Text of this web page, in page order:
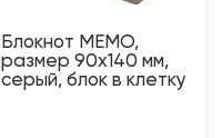
Блокнот MEMO,
размер 90х140 мм,
серый, блок в клетку